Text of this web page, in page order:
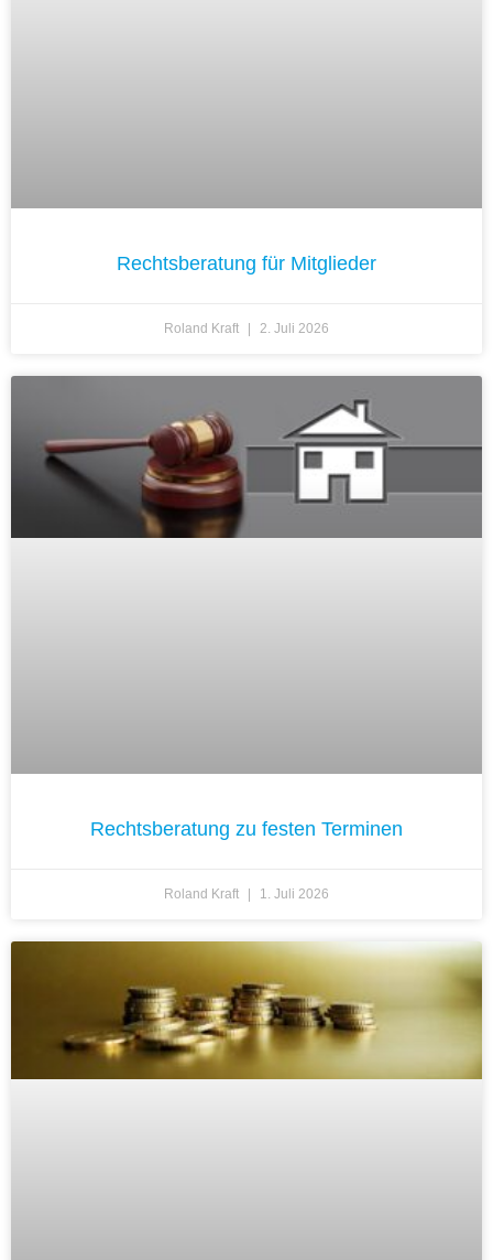
Rechtsberatung für Mitglieder
Roland Kraft 2. Juli 2026
Rechtsberatung zu festen Terminen
Roland Kraft 1. Juli 2026